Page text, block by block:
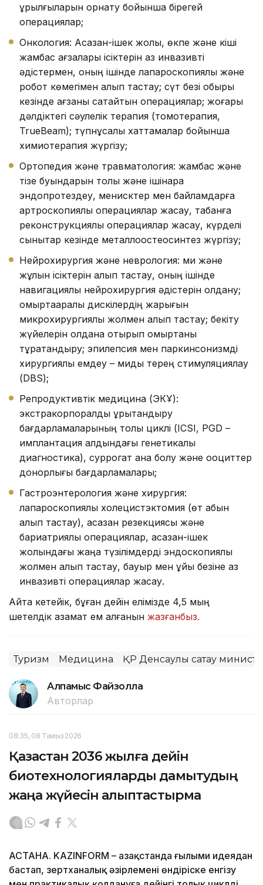
құрылғыларын орнату бойынша бірегей
операциялар;
Онкология: Асқазан-ішек жолы, өкпе және кіші
жамбас ағзалары ісіктерін аз инвазивті
әдістермен, оның ішінде лапароскопиялық және
робот көмегімен алып тастау; сүт безі обыры
кезінде ағзаны сақтайтын операциялар; жоғары
дәлдіктегі сәулелік терапия (томотерапия,
TrueBeam); түпнұсқалық хаттамалар бойынша
химиотерапия жүргізу;
Ортопедия және травматология: жамбас және
тізе буындарын толық және ішінара
эндопротездеу, менисктер мен байламдарға
артроскопиялық операциялар жасау, табанға
реконструкциялық операциялар жасау, күрделі
сынықтар кезінде металлоостеосинтез жүргізу;
Нейрохирургия және неврология: ми және
жұлын ісіктерін алып тастау, оның ішінде
навигациялық нейрохирургия әдістерін қолдану;
омыртқааралық дискілердің жарығын
микрохирургиялық жолмен алып тастау; бекіту
жүйелерін қолдана отырып омыртқаны
тұрақтандыру; эпилепсия мен паркинсонизмді
хирургиялық емдеу – миды терең стимуляциялау
(DBS);
Репродуктивтік медицина (ЭКҰ):
экстракорпоралдық ұрықтандыру
бағдарламаларының толық циклі (ICSI, PGD –
имплантация алдындағы генетикалық
диагностика), суррогат ана болу және ооциттер
донорлығы бағдарламалары;
Гастроэнтерология және хирургия:
лапароскопиялық холецистэктомия (өт қабын
алып тастау), асқазан резекциясы және
бариатриялық операциялар, асқазан-ішек
жолындағы жаңа түзілімдерді эндоскопиялық
жолмен алып тастау, бауыр мен ұйқы безіне аз
инвазивті операциялар жасау.
Айта кетейік, бұған дейін елімізде 4,5 мың
шетелдік азамат ем алғанын жазғанбыз.
Туризм Медицина ҚР Денсаулық сақтау
Алпамыс Файзолла
Авторлар
08:35, 08 Тамыз 2026
Қазақстан 2036 жылға дейін
биотехнологияларды дамытудың
жаңа жүйесін қалыптастырмақ
АСТАНА. KAZINFORM – Қазақстанда ғылыми идеядан
бастап, зертханалық әзірлемені өндіріске енгізу